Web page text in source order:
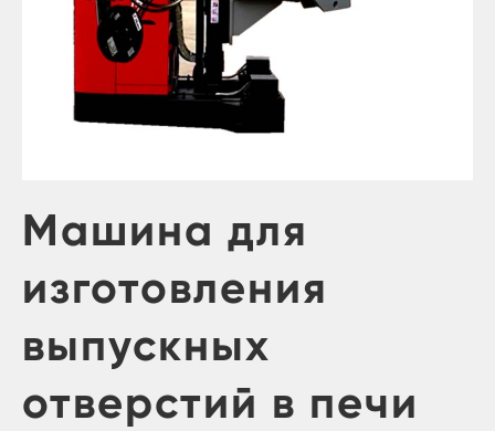
Машина для
изготовления
выпускных
отверстий в печи